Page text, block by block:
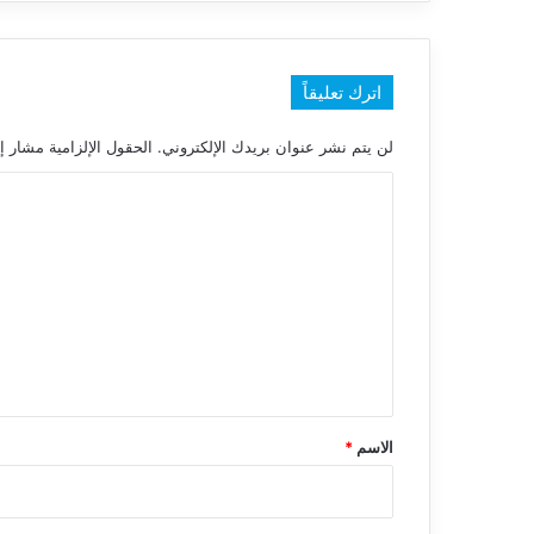
اترك تعليقاً
لن يتم نشر عنوان بريدك الإلكتروني. الحقول الإلزامية مشار
*
الاسم *